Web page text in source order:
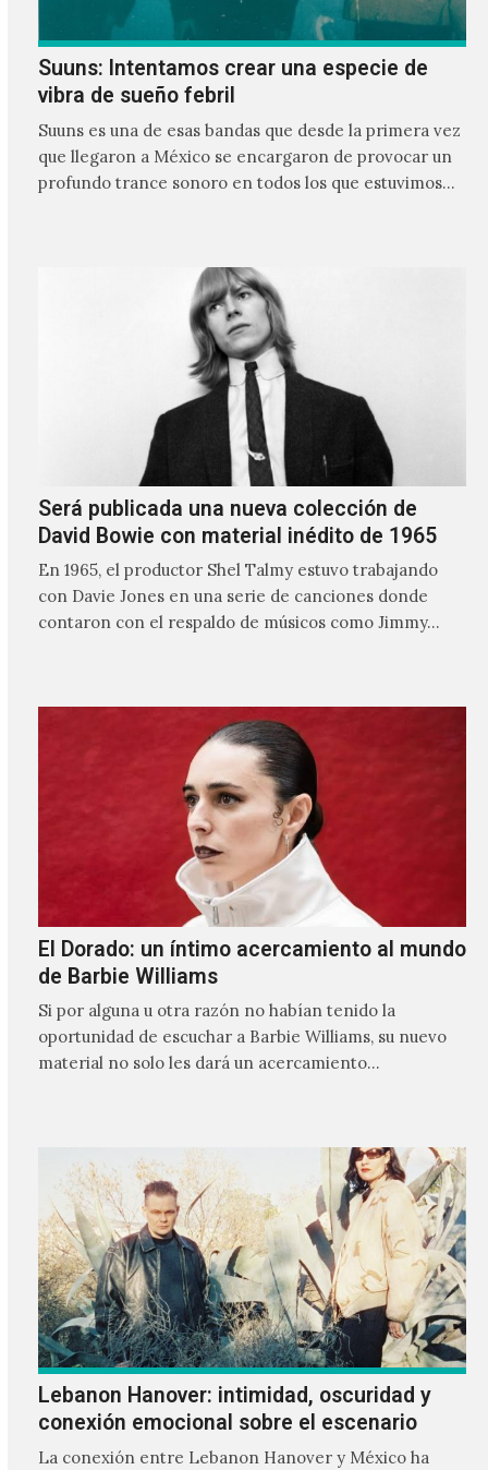
Suuns: Intentamos crear una especie de
vibra de sueño febril
Suuns es una de esas bandas que desde la primera vez
que llegaron a México se encargaron de provocar un
profundo trance sonoro en todos los que estuvimos
Será publicada una nueva colección de
David Bowie con material inédito de 1965
En 1965, el productor Shel Talmy estuvo trabajando
con Davie Jones en una serie de canciones donde
contaron con el respaldo de músicos como Jimmy…
El Dorado: un íntimo acercamiento al mundo
de Barbie Williams
Si por alguna u otra razón no habían tenido la
oportunidad de escuchar a Barbie Williams, su nuevo
material no solo les dará un acercamiento…
Lebanon Hanover: intimidad, oscuridad y
conexión emocional sobre el escenario
La conexión entre Lebanon Hanover y México ha